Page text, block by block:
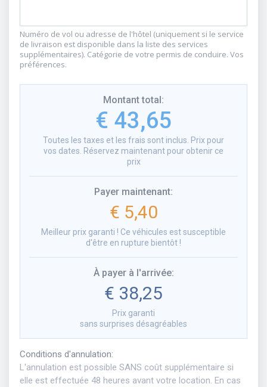
Numéro de vol ou adresse de l'hôtel (uniquement si le service
de livraison est disponible dans la liste des services
supplémentaires). Catégorie de votre permis de conduire. Vos
préférences.
Montant total:
€ 43,65
Toutes les taxes et les frais sont inclus. Prix pour
vos dates. Réservez maintenant pour obtenir ce
prix
Payer maintenant:
€ 5,40
Meilleur prix garanti ! Ce véhicules est susceptible
d'être en rupture bientôt !
À payer à l'arrivée:
€ 38,25
Prix garanti
sans surprises désagréables
Conditions d'annulation:
L'annulation est possible SANS coût supplémentaire si
elle est effectuée 48 heures avant votre location. En cas